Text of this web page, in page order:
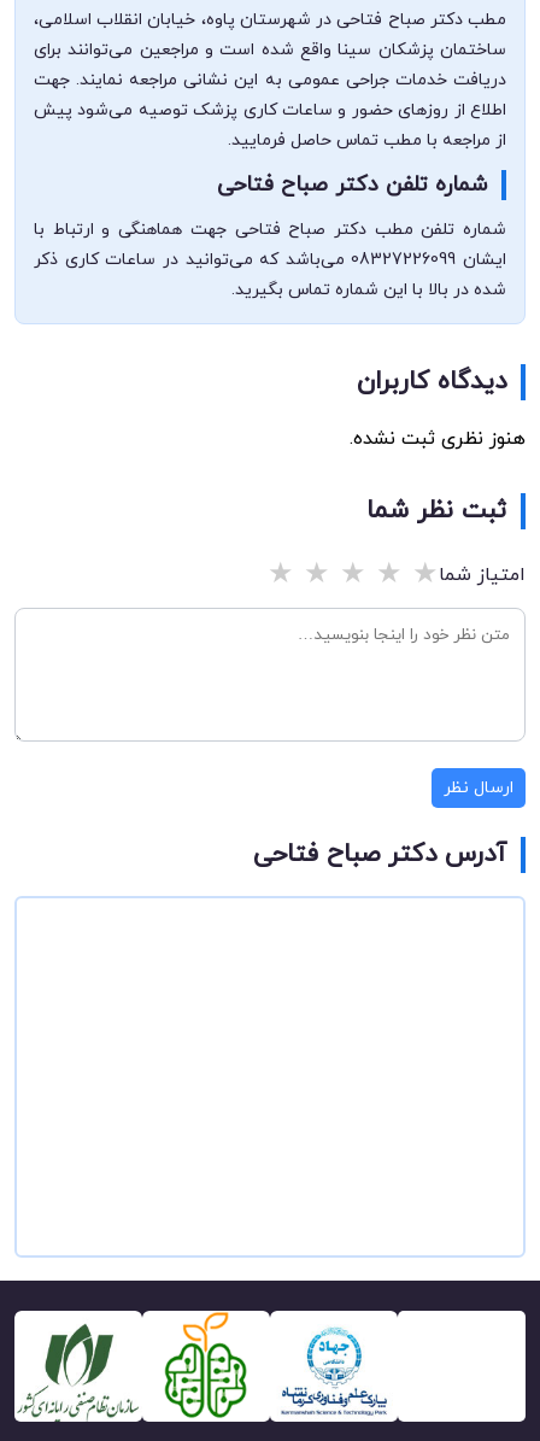
مطب دکتر صباح فتاحی در شهرستان پاوه، خیابان انقلاب اسلامی،
ساختمان پزشکان سینا واقع شده است و مراجعین می‌توانند برای
دریافت خدمات جراحی عمومی به این نشانی مراجعه نمایند. جهت
اطلاع از روزهای حضور و ساعات کاری پزشک توصیه می‌شود پیش
از مراجعه با مطب تماس حاصل فرمایید.
شماره تلفن دکتر صباح فتاحی
شماره تلفن مطب دکتر صباح فتاحی جهت هماهنگی و ارتباط با
ایشان 08327226099 می‌باشد که می‌توانید در ساعات کاری ذکر
شده در بالا با این شماره تماس بگیرید.
دیدگاه کاربران
هنوز نظری ثبت نشده.
ثبت نظر شما
امتیاز شما★
★
★
★
★
ارسال نظر
آدرس دکتر صباح فتاحی